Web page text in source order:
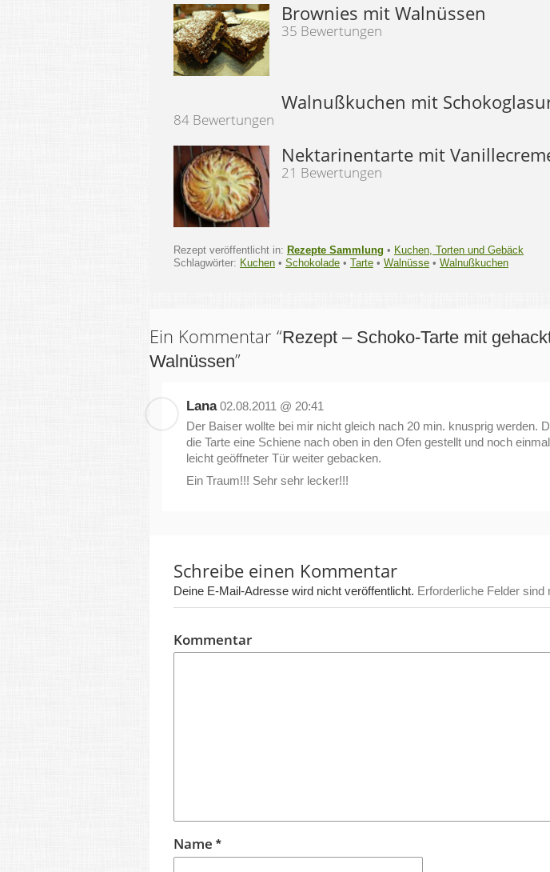
Brownies mit Walnüssen
35 Bewertungen
Walnußkuchen mit
84 Bewertungen
Nektarinentarte mit
21 Bewertungen
Rezept veröffentlicht in: Rezepte Sammlung • Kuchen, Torten und Gebäck
Schlagwörter: Kuchen • Schokolade • Tarte • Walnüsse • Walnußkuchen
Ein Kommentar “Rezept – Schoko-Tarte mit
Walnüssen”
Lana 02.08.2011 @ 20:41
Der Baiser wollte bei mir nicht gleich nach 20 min. knusprig werden.
die Tarte eine Schiene nach oben in den Ofen gestellt und noch
leicht geöffneter Tür weiter gebacken.
Ein Traum!!! Sehr sehr lecker!!!
Schreibe einen Kommentar
Deine E-Mail-Adresse wird nicht veröffentlicht. Erforderliche Felder sind
Kommentar
Name *